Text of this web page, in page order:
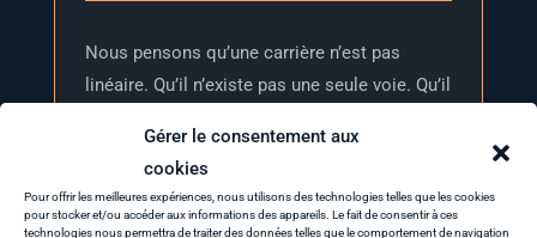
Gérer le consentement aux
cookies
Pour offrir les meilleures expériences, nous utilisons des technologies telles que les cookies
pour stocker et/ou accéder aux informations des appareils. Le fait de consentir à ces
technologies nous permettra de traiter des données telles que le comportement de navigation
Nous pen­sons qu’une car­rière n’est pas
linéaire. Qu’il n’existe pas une seule voie. Qu’il
seule défi­ni­tion de la réussite.